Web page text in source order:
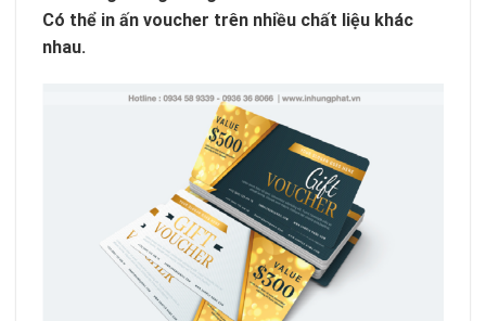
Có thể in ấn voucher trên nhiều chất liệu khác
nhau.